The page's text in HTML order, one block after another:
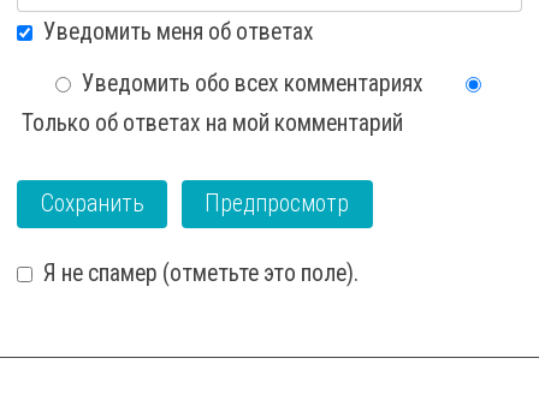
Уведомить меня об ответах
Уведомить обо всех комментариях
Только об ответах на мой комментарий
Я не спамер (отметьте это поле).